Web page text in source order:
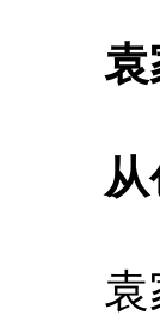
袁
从创
袁家